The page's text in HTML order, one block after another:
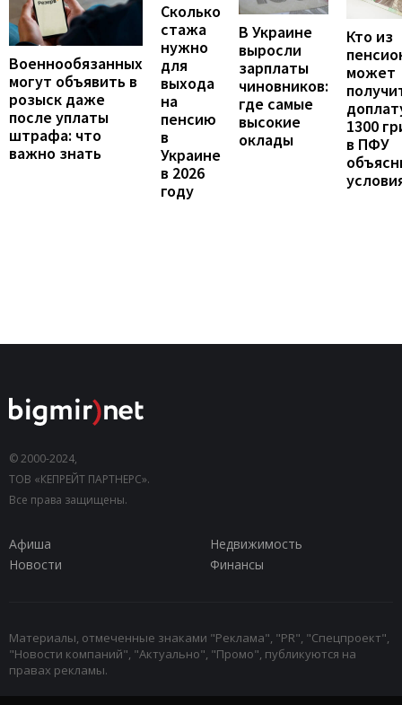
Военнообязанных
могут объявить в
розыск даже
после уплаты
штрафа: что
важно знать
Сколько
стажа
нужно
для
выхода
на
пенсию
в
Украине
в 2026
году
В Украине
выросли
зарплаты
чиновников:
где самые
высокие
оклады
Кто из
может
1300
в ПФУ
© 2000-2024,
ТОВ «КЕПРЕЙТ ПАРТНЕРС».
Все права защищены.
Афиша
Недвижимость
Новости
Финансы
Материалы, отмеченные знаками "Реклама", "PR", "Спецпроект",
"Новости компаний", "Актуально", "Промо", публикуются на
правах рекламы.